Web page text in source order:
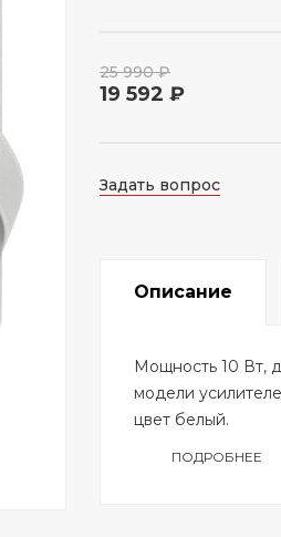
25 990 ₽
19 592 ₽
Задать вопрос
Описание
Мощность 10 Вт,
модели
цвет белый.
ПОДРОБНЕЕ